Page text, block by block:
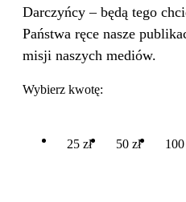
Darczyńcy – będą tego
Państwa ręce nasze
misji naszych mediów.
Wybierz kwotę:
25 zł 50 zł 100